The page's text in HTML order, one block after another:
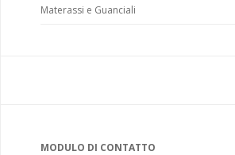
Materassi e Guanciali
MODULO DI CONTATTO